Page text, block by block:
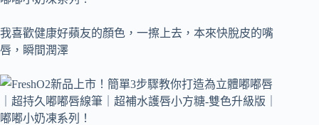
我喜歡健康好蘋友的顏色，一擦上去，本來快脫皮的嘴
唇，瞬間潤澤